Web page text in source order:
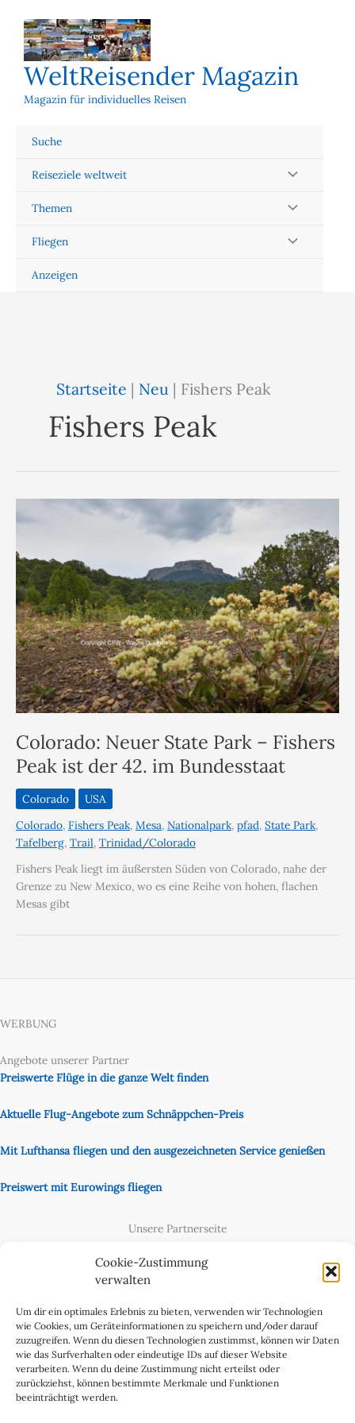
Cookie-Zustimmung
verwalten
Um dir ein optimales Erlebnis zu bieten, verwenden wir Technologien
wie Cookies, um Geräteinformationen zu speichern und/oder darauf
zuzugreifen. Wenn du diesen Technologien zustimmst, können wir Daten
wie das Surfverhalten oder eindeutige IDs auf dieser Website
verarbeiten. Wenn du deine Zustimmung nicht erteilst oder
zurückziehst, können bestimmte Merkmale und Funktionen
beeinträchtigt werden.
Inhalt
springen
WeltReisender Magazin
Magazin für individuelles Reisen
Suche
Reiseziele weltweit
Themen
Fliegen
Anzeigen
Startseite | Neu | Fishers Peak
Fishers Peak
Colorado: Neuer State Park – Fishers
Peak ist der 42. im Bundesstaat
Colorado
USA
Colorado, Fishers Peak, Mesa, Nationalpark, pfad, State Park,
Tafelberg, Trail, Trinidad/Colorado
Fishers Peak liegt im äußersten Süden von Colorado, nahe der
Grenze zu New Mexico, wo es eine Reihe von hohen, flachen
Mesas gibt
WERBUNG
Angebote unserer Partner
Preiswerte Flüge in die ganze Welt finden
Aktuelle Flug-Angebote zum Schnäppchen-Preis
Mit Lufthansa fliegen und den ausgezeichneten Service genießen
Preiswert mit Eurowings fliegen
Unsere Partnerseite